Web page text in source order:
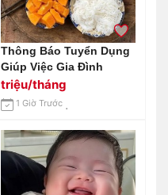
Thông Báo Tuyển Dụng
Giúp Việc Gia Đình
triệu/tháng
1 Giờ Trước